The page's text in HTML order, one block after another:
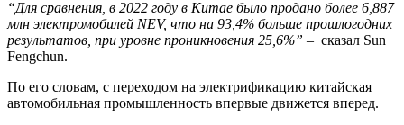
“Для сравнения, в 2022 году в Китае было продано более 6,887
млн электромобилей NEV, что на 93,4% больше прошлогодних
результатов, при уровне проникновения 25,6%” – сказал Sun
Fengchun.
По его словам, с переходом на электрификацию китайская
автомобильная промышленность впервые движется вперед.